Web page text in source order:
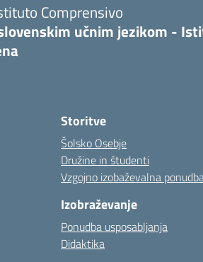
Comprensivo
učnim jezikom -
Storitve
Šolsko Osebje
Družine in študenti
Vzgojno izobaževalna
Izobraževanje
Ponudba usposabljanja
Didaktika